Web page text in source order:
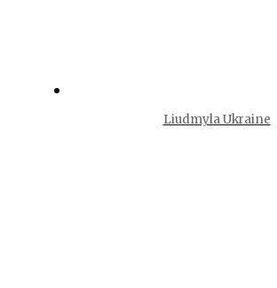
Liudmyla Ukraine